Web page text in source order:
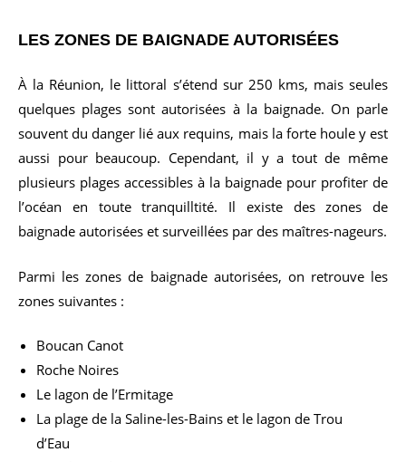
LES ZONES DE BAIGNADE AUTORISÉES
À la Réunion, le littoral s’étend sur 250 kms, mais seules
quelques plages sont autorisées à la baignade. On parle
souvent du danger lié aux requins, mais la forte houle y est
aussi pour beaucoup. Cependant, il y a tout de même
plusieurs plages accessibles à la baignade pour profiter de
l’océan en toute tranquilltité. Il existe des zones de
baignade autorisées et surveillées par des maîtres-nageurs.
Parmi les zones de baignade autorisées, on retrouve les
zones suivantes :
Boucan Canot
Roche Noires
Le lagon de l’Ermitage
La plage de la Saline-les-Bains et le lagon de Trou
d’Eau